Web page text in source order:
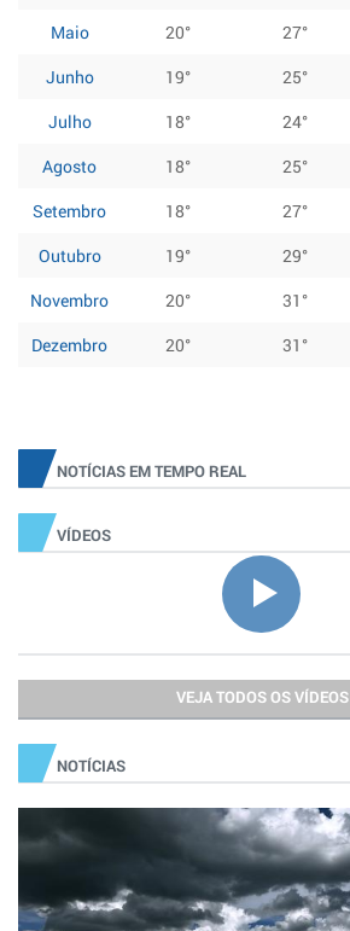
Maio
20° 27°
Junho
19° 25°
Julho
18° 24°
Agosto
18° 25°
Setembro
18° 27°
Outubro
19° 29°
Novembro
20° 31°
Dezembro
20° 31°
NOTÍCIAS EM TEMPO REAL
VÍDEOS
VEJA TODOS OS VÍDEOS
NOTÍCIAS